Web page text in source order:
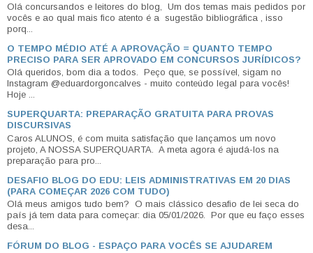
Olá concursandos e leitores do blog, Um dos temas mais pedidos por
vocês e ao qual mais fico atento é a sugestão bibliográfica , isso
porq...
O TEMPO MÉDIO ATÉ A APROVAÇÃO = QUANTO TEMPO
PRECISO PARA SER APROVADO EM CONCURSOS JURÍDICOS?
Olá queridos, bom dia a todos. Peço que, se possível, sigam no
Instagram @eduardorgoncalves - muito conteúdo legal para vocês!
Hoje ...
SUPERQUARTA: PREPARAÇÃO GRATUITA PARA PROVAS
DISCURSIVAS
Caros ALUNOS, é com muita satisfação que lançamos um novo
projeto, A NOSSA SUPERQUARTA. A meta agora é ajudá-los na
preparação para pro...
DESAFIO BLOG DO EDU: LEIS ADMINISTRATIVAS EM 20 DIAS
(PARA COMEÇAR 2026 COM TUDO)
Olá meus amigos tudo bem? O mais clássico desafio de lei seca do
país já tem data para começar: dia 05/01/2026. Por que eu faço esses
desa...
FÓRUM DO BLOG - ESPAÇO PARA VOCÊS SE AJUDAREM